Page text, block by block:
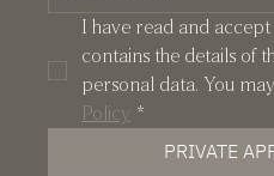
I have read and
contains the details of
personal data. You
Policy *
PRIVATE